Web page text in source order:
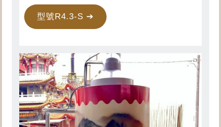
型號R4.3-S ➔